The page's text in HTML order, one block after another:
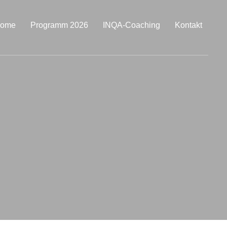
Programm 2026 INQA-Coaching Kontakt